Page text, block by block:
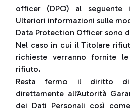
officer (DPO) al seguente
Ulteriori informazioni sulle
Data Protection Officer sono
Nel caso in cui il Titolare
richieste verranno fornite
rifiuto.
Resta fermo il diritto di
direttamente all’Autorità
dei Dati Personali così